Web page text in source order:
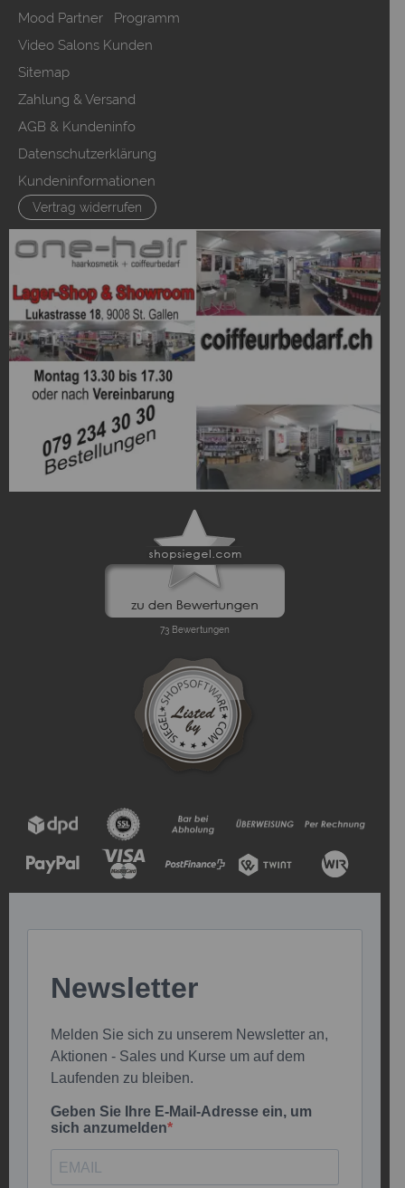
Mood Partner Programm
Video Salons Kunden
Sitemap
Zahlung & Versand
AGB & Kundeninfo
Datenschutzerklärung
Kundeninformationen
Vertrag widerrufen